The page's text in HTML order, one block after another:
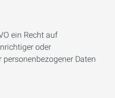
ein Recht auf
oder
Daten